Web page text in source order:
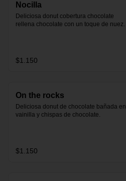
Nocilla
Deliciosa donut cobertura chocolate
rellena chocolate con un toque de nuez.
$1.150
On the rocks
Deliciosa donut de chocolate bañada en
vainilla y chispas de chocolate.
$1.150